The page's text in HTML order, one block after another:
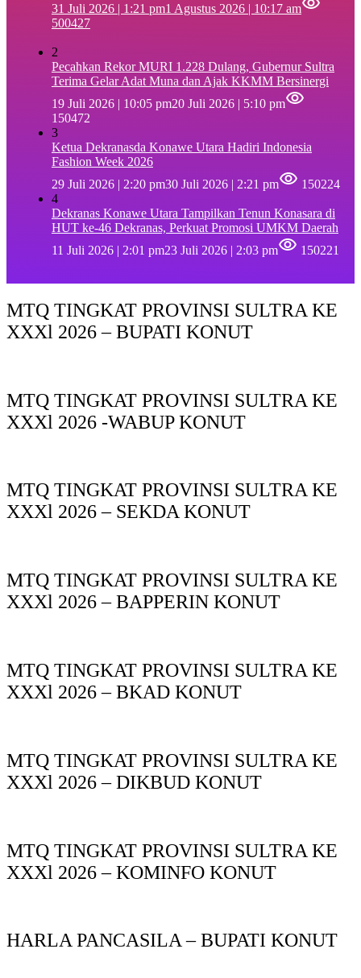
31 Juli 2026 | 1:21 pm1 Agustus 2026 | 10:17 am
500427
2
Pecahkan Rekor MURI 1.228 Dulang, Gubernur Sultra
Terima Gelar Adat Muna dan Ajak KKMM Bersinergi
19 Juli 2026 | 10:05 pm20 Juli 2026 | 5:10 pm
150472
3
Ketua Dekranasda Konawe Utara Hadiri Indonesia
Fashion Week 2026
29 Juli 2026 | 2:20 pm30 Juli 2026 | 2:21 pm
150224
4
Dekranas Konawe Utara Tampilkan Tenun Konasara di
HUT ke-46 Dekranas, Perkuat Promosi UMKM Daerah
11 Juli 2026 | 2:01 pm23 Juli 2026 | 2:03 pm 150221
MTQ TINGKAT PROVINSI SULTRA KE
XXXl 2026 – BUPATI KONUT
MTQ TINGKAT PROVINSI SULTRA KE
XXXl 2026 -WABUP KONUT
MTQ TINGKAT PROVINSI SULTRA KE
XXXl 2026 – SEKDA KONUT
MTQ TINGKAT PROVINSI SULTRA KE
XXXl 2026 – BAPPERIN KONUT
MTQ TINGKAT PROVINSI SULTRA KE
XXXl 2026 – BKAD KONUT
MTQ TINGKAT PROVINSI SULTRA KE
XXXl 2026 – DIKBUD KONUT
MTQ TINGKAT PROVINSI SULTRA KE
XXXl 2026 – KOMINFO KONUT
HARLA PANCASILA – BUPATI KONUT